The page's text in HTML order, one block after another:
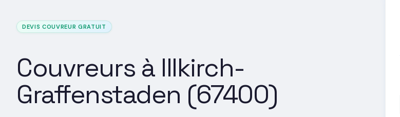
DEVIS COUVREUR GRATUIT
Couvreurs à Illkirch-
Graffenstaden (67400)